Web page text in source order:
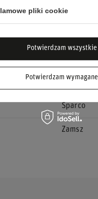
Czarny
95 mm
Unisex
Sparco
Zamsz
pliki cookie
Potwierdzam wymagane
Potwierdzam wszystkie